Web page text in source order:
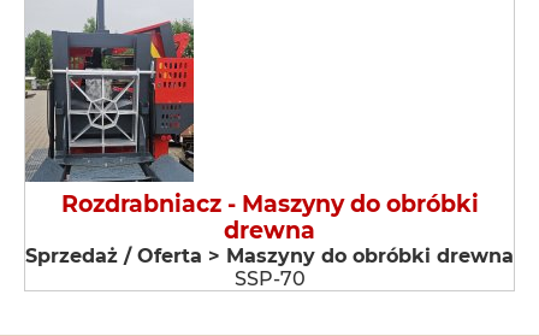
Rozdrabniacz - Maszyny do obróbki
drewna
Sprzedaż / Oferta > Maszyny do obróbki drewna
SSP-70